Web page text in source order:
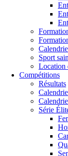
Sport
Location
Compétitions
Résultats
Série